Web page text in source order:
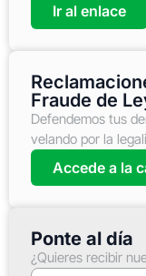
Ir al enlace
Fraude de
Defendemos tus
velando por la
Accede a la
Ponte al día
¿Quieres recibir